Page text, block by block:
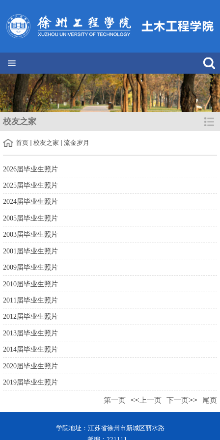
校友之家
首页 校友之家 流金岁月
2026届毕业生照片
2025届毕业生照片
2024届毕业生照片
2005届毕业生照片
2003届毕业生照片
2001届毕业生照片
2009届毕业生照片
2010届毕业生照片
2011届毕业生照片
2012届毕业生照片
2013届毕业生照片
2014届毕业生照片
2020届毕业生照片
2019届毕业生照片
第一页 <<上一页 下一页>> 尾页
学院地址：江苏省徐州市新城区丽水路